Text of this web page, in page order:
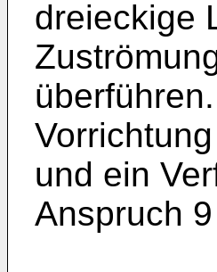
dreieckige
und ein
Anspruch